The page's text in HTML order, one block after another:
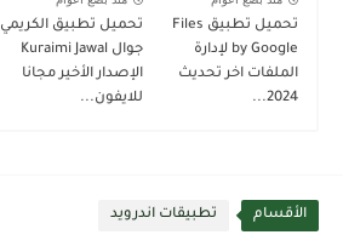
تحميل تطبيق Files
by Google لإدارة
الملفات اخر تحديث
2024...
تحميل تطبيق الكريمي
جوال Kuraimi Jawal
الإصدار الأخير مجانا
للايفون...
الأقسام تطبيقات اندرويد